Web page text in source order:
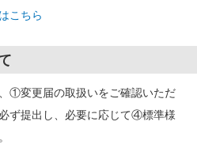
こちら
①変更届の取扱いをご確認いただ
ず提出し、必要に応じて④標準様